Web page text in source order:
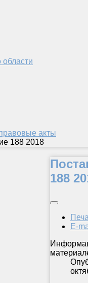
области
акты
188 2018
188
E-